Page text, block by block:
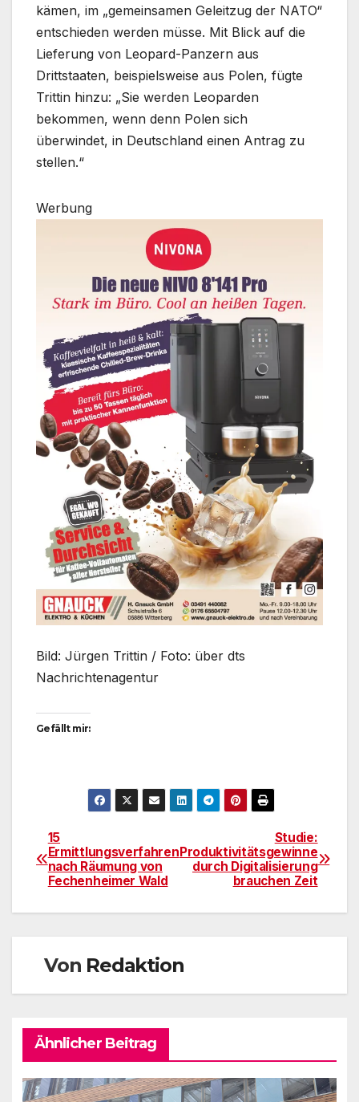
kämen, im „gemeinsamen Geleitzug der NATO“
entschieden werden müsse. Mit Blick auf die
Lieferung von Leopard-Panzern aus
Drittstaaten, beispielsweise aus Polen, fügte
Trittin hinzu: „Sie werden Leoparden
bekommen, wenn denn Polen sich
überwindet, in Deutschland einen Antrag zu
stellen.“
Werbung
Bild: Jürgen Trittin / Foto: über dts
Nachrichtenagentur
Gefällt mir:
Beitragsnavigation
Studie:
Produktivitätsgewinne
durch Digitalisierung
brauchen Zeit
15
Ermittlungsverfahren
nach Räumung von
Fechenheimer Wald
Von Redaktion
Ähnlicher Beitrag